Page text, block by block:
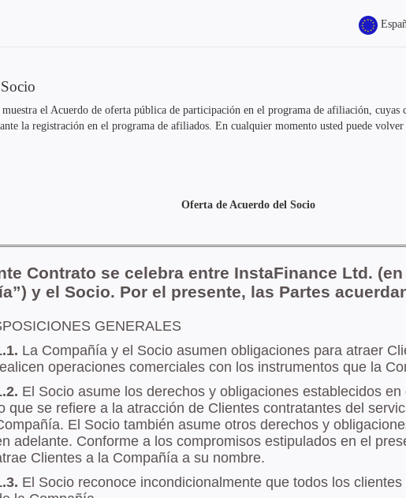
muestra el Acuerdo de oferta pública de participación en el programa de afiliación, cuyas
la registración en el programa de afiliados. En cualquier momento usted puede volver
Oferta de Acuerdo del Socio